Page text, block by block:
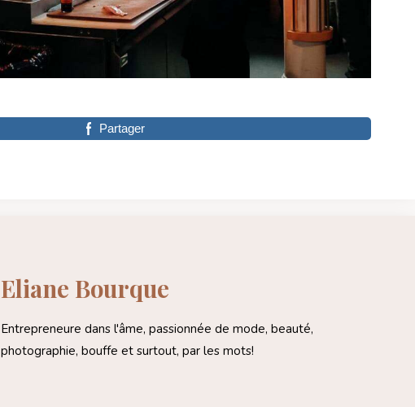
Partager
Eliane Bourque
Entrepreneure dans l'âme, passionnée de mode, beauté,
photographie, bouffe et surtout, par les mots!